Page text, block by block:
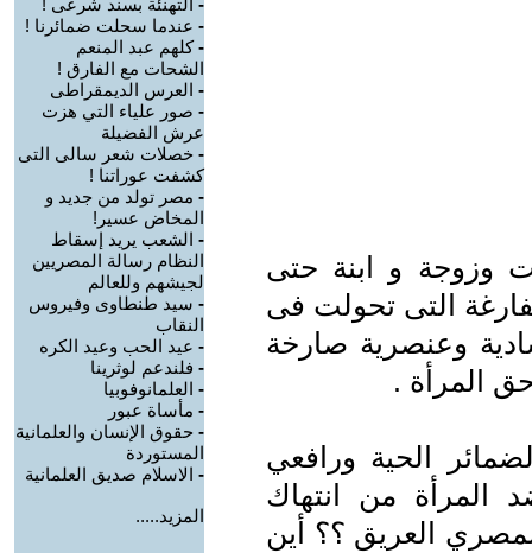
وزوجة و ابنة حتى
التى تحولت فى
وعنصرية صارخة
المرأة .
الحية ورافعي
من انتهاك
العريق ؟؟ أين
- التهنئة بسند شرعى !
- عندما سحلت ضمائرنا !
-كلهم عبد المنعم
الشحات مع الفارق !
- العرس الديمقراطى
- صور علياء التي هزت
عرش الفضيلة
- خصلات شعر سالى التى
كشفت عوراتنا !
- مصر تولد من جديد و
المخاض عسير!
- الشعب يريد إسقاط
النظام رسالة المصريين
لجيشهم وللعالم
- سيد طنطاوى وفيروس
النقاب
- عيد الحب وعيد الكره
- فلندعم لوثرينا
- العلمانوفوبيا
- مأساة عبور
- حقوق الإنسان والعلمانية
المستوردة
- الاسلام صديق العلمانية
المزيد.....